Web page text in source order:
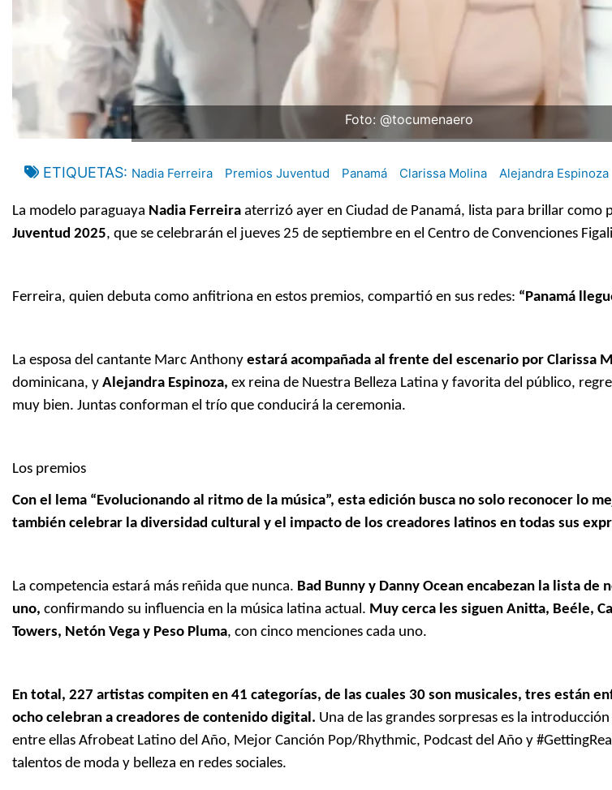
Foto: @tocumenaero
ETIQUETAS Nadia Ferreira Premios Juventud Panamá Clarissa Molina Alejandra Espinoza
La modelo paraguaya Nadia Ferreira aterrizó ayer en Ciudad de Panamá, lista para brillar como
Juventud 2025, que se celebrarán el jueves 25 de septiembre en el Centro de Convenciones
Ferreira, quien debuta como anfitriona en estos premios, compartió en sus redes: “Panamá
La esposa del cantante Marc Anthony estará acompañada al frente del escenario por Clarissa
dominicana, y Alejandra Espinoza, ex reina de Nuestra Belleza Latina y favorita del público,
muy bien. Juntas conforman el trío que conducirá la ceremonia.
Los premios
Con el lema “Evolucionando al ritmo de la música”, esta edición busca no solo reconocer lo
también celebrar la diversidad cultural y el impacto de los creadores latinos en todas sus
La competencia estará más reñida que nunca. Bad Bunny y Danny Ocean encabezan la lista de
uno, confirmando su influencia en la música latina actual. Muy cerca les siguen Anitta, Beéle,
Towers, Netón Vega y Peso Pluma, con cinco menciones cada uno.
En total, 227 artistas compiten en 41 categorías, de las cuales 30 son musicales, tres están
ocho celebran a creadores de contenido digital. Una de las grandes sorpresas es la
entre ellas Afrobeat Latino del Año, Mejor Canción Pop/Rhythmic, Podcast del Año y
talentos de moda y belleza en redes sociales.